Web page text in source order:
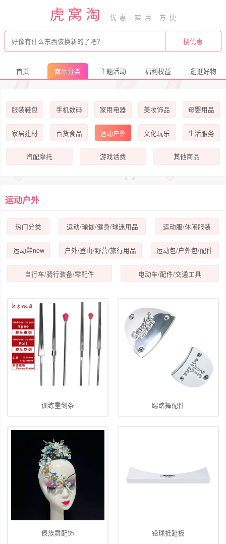
虎窝淘
首页 商品分类 主题活动 福利权益 逛逛好物
服装鞋包 手机数码 家用电器 美妆饰品 母婴用品
家居建材 百货食品 运动户外 文化玩乐 生活服务
汽配摩托 游戏话费 其他商品
运动户外
热门分类 运动/瑜伽/健身/球迷用品 运动服/休闲服装
运动鞋new 户外/登山/野营/旅行用品 运动包/户外包/配件
自行车/骑行装备/零配件 电动车/配件/交通工具
训练重剑条 踢踏舞配件
傣族舞配饰 铅球抵趾板